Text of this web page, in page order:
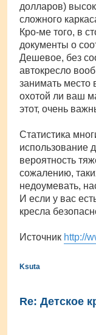
долларов)
сложного
Кро-ме того, в
документы о
Дешевое, без
автокресло
занимать место
охотой ли ваш
этот, очень
Статистика
использование
вероятность
сожалению,
недоумевать,
И если у вас
кресла
Источник http://
Ksuta
Re: Детское